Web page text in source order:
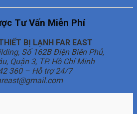
Tư Vấn Miễn Phí
BỊ LẠNH FAR EAST
Số 162B Điện Biên Phủ,
Quận 3, TP. Hồ Chí Minh
360 – Hỗ trợ 24/7